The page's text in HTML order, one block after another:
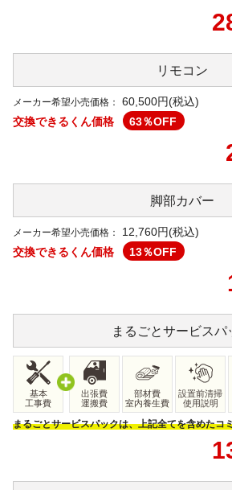
リモコン
メーカー希望小売価格： 60,500円(税込)
交換できるくん価格
63％OFF
脚部カバー
メーカー希望小売価格： 12,760円(税込)
交換できるくん価格
13％OFF
まるごとサービスパ
基本
工事費
出張費
運搬費
部材費
室内養生費
設置前清掃
使用説明
まるごとサービスパックは、上記全てを含めたコ